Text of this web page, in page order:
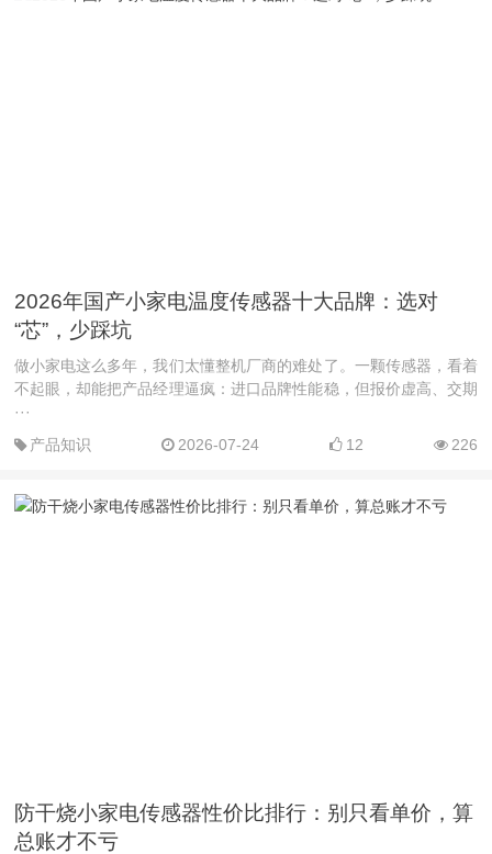
2026年国产小家电温度传感器十大品牌：选对
“芯”，少踩坑
做小家电这么多年，我们太懂整机厂商的难处了。一颗传感器，看着
不起眼，却能把产品经理逼疯：进口品牌性能稳，但报价虚高、交期
···
产品知识
2026-07-24 12 226
防干烧小家电传感器性价比排行：别只看单价，算
总账才不亏